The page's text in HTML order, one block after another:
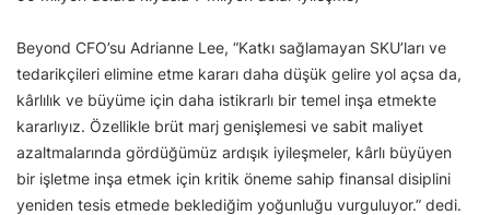
Beyond CFO’su Adrianne Lee, “Katkı sağlamayan SKU’ları ve
tedarikçileri elimine etme kararı daha düşük gelire yol açsa da,
kârlılık ve büyüme için daha istikrarlı bir temel inşa etmekte
kararlıyız. Özellikle brüt marj genişlemesi ve sabit maliyet
azaltmalarında gördüğümüz ardışık iyileşmeler, kârlı büyüyen
bir işletme inşa etmek için kritik öneme sahip finansal disiplini
yeniden tesis etmede beklediğim yoğunluğu vurguluyor.” dedi.